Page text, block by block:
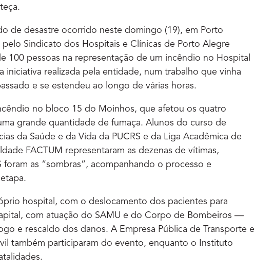
de desastre ocorrido neste domingo (19), em Porto
Sindicato dos Hospitais e Clínicas de Porto Alegre
100 pessoas na representação de um incêndio no Hospital
iniciativa realizada pela entidade, num trabalho que vinha
e se estendeu ao longo de várias horas.
no bloco 15 do Moinhos, que afetou os quatro
grande quantidade de fumaça. Alunos do curso de
da Saúde e da Vida da PUCRS e da Liga Acadêmica de
FACTUM representaram as dezenas de vítimas,
foram as “sombras”, acompanhando o processo e
hospital, com o deslocamento dos pacientes para
com atuação do SAMU e do Corpo de Bombeiros —
e rescaldo dos danos. A Empresa Pública de Transporte e
também participaram do evento, enquanto o Instituto